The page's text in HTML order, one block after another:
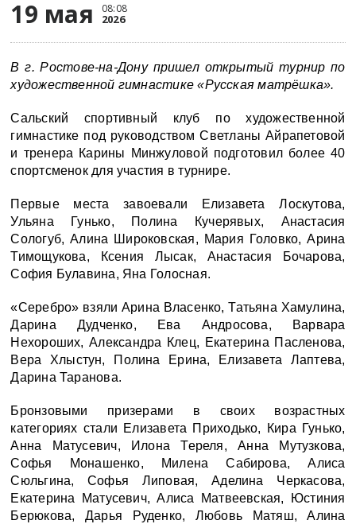
19 мая 08:08
2026
В г. Ростове-на-Дону пришелоткрытый турнир по
художественной гимнастике «Русская матрёшка».
Сальский спортивный клуб по художественной
гимнастике под руководством Светланы Айрапетовой
и тренера Карины Минжуловой подготовил более 40
спортсменок для участия в турнире.
Первые места завоевали Елизавета Лоскутова,
Ульяна Гунько, Полина Кучерявых, Анастасия
Сологуб, Алина Широковская, Мария Головко, Арина
Тимощукова, Ксения Лысак, Анастасия Бочарова,
София Булавина, Яна Голосная.
«Серебро» взяли Арина Власенко, Татьяна Хамулина,
Дарина Дудченко, Ева Андросова, Варвара
Нехороших, Александра Клец, Екатерина Пасленова,
Вера Хлыстун, Полина Ерина, Елизавета Лаптева,
Дарина Таранова.
Бронзовыми призерами в своих возрастных
категориях стали Елизавета Приходько, Кира Гунько,
Анна Матусевич, Илона Тереля, Анна Мутузкова,
Софья Монашенко, Милена Сабирова, Алиса
Сюльгина, Софья Липовая, Аделина Черкасова,
Екатерина Матусевич, Алиса Матвеевская, Юстиния
Берюкова, Дарья Руденко, Любовь Матяш, Алина